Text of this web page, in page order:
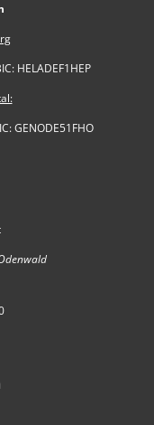
HELADEF1HEP
GENODE51FHO